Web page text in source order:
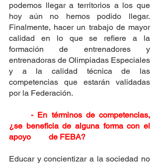
podemos llegar a territorios a los que
hoy aún no hemos podido llegar.
Finalmente, hacer un trabajo de mayor
calidad en lo que se refiere a la
formación de entrenadores y
entrenadoras de Olimpiadas Especiales
y a la calidad técnica de las
competencias que estarán validadas
por la Federación.
- En términos de competencias,
¿se beneficia de alguna forma con el
apoyo 	de FEBA?
Educar y concientizar a la sociedad no